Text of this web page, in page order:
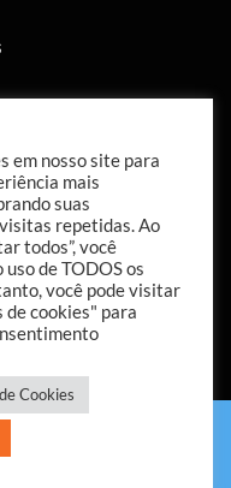
Sábado.
às 19h
reservados.
por:
em nosso site para
mais
suas
repetidas. Ao
todos”, você
uso de TODOS os
você pode visitar
de cookies" para
Cookies